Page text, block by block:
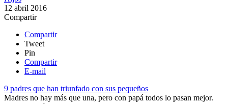
12 abril 2016
Compartir
Compartir
Tweet
Pin
Compartir
E-mail
9 padres que han triunfado con sus pequeños
​Madres no hay más que una, pero con papá todos lo pasan mejor.